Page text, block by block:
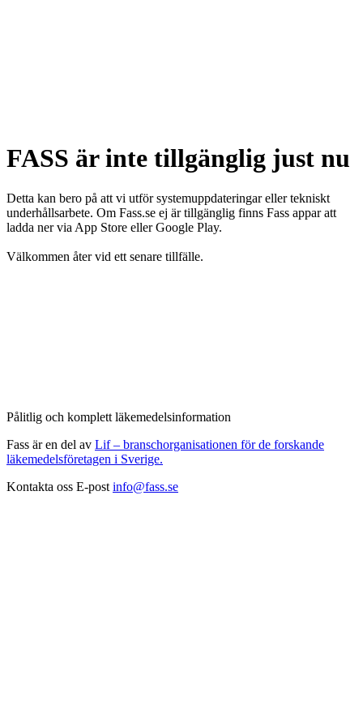
FASS är inte tillgänglig just nu
Detta kan bero på att vi utför systemuppdateringar eller tekniskt
underhållsarbete. Om Fass.se ej är tillgänglig finns Fass appar att
ladda ner via App Store eller Google Play.
Välkommen åter vid ett senare tillfälle.
Pålitlig och komplett läkemedelsinformation
Fass är en del av Lif – branschorganisationen för de forskande
läkemedelsföretagen i Sverige.
Kontakta oss E-post info@fass.se